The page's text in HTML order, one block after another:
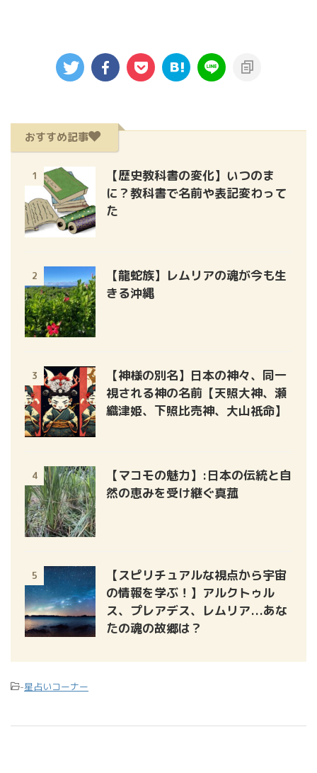
おすすめ記事
1
【歴史教科書の変化】いつのま
に？教科書で名前や表記変わって
た
2
【龍蛇族】レムリアの魂が今も生
きる沖縄
3
【神様の別名】日本の神々、同一
視される神の名前【天照大神、瀬
織津姫、下照比売神、大山祇命】
4
【マコモの魅力】:日本の伝統と自
然の恵みを受け継ぐ真菰
5
【スピリチュアルな視点から宇宙
の情報を学ぶ！】アルクトゥル
ス、プレアデス、レムリア...あな
たの魂の故郷は？
-星占いコーナー